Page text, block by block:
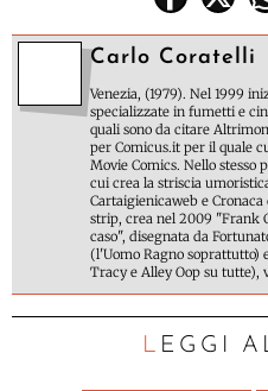
Carlo Coratelli
Venezia, (1979). Nel 1999
specializzate in fumetti e
quali sono da citare
per Comicus.it per il quale
Movie Comics. Nello stesso
cui crea la striscia
Cartaigienicaweb e
strip, crea nel 2009 "Frank
caso", disegnata da
(l'Uomo Ragno soprattutto)
Tracy e Alley Oop su tutte),
LEGGI